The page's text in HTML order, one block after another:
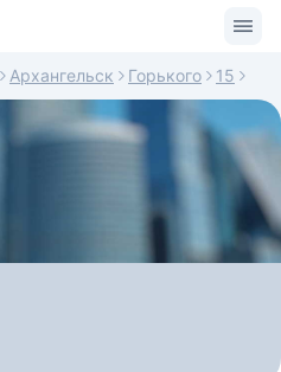
Архангельск Горького 15